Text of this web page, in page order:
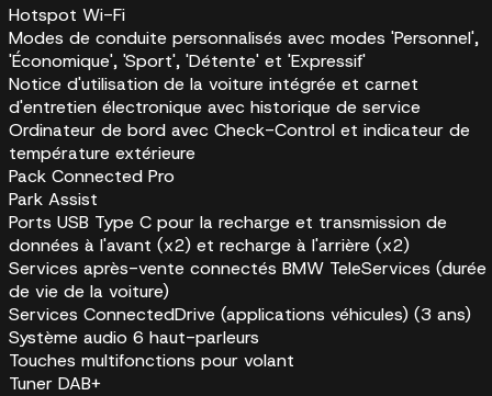
Hotspot Wi-Fi
Modes de conduite personnalisés avec modes 'Personnel',
'Économique', 'Sport', 'Détente' et 'Expressif'
Notice d'utilisation de la voiture intégrée et carnet
d'entretien électronique avec historique de service
Ordinateur de bord avec Check-Control et indicateur de
température extérieure
Pack Connected Pro
Park Assist
Ports USB Type C pour la recharge et transmission de
données à l'avant (x2) et recharge à l'arrière (x2)
Services après-vente connectés BMW TeleServices (durée
de vie de la voiture)
Services ConnectedDrive (applications véhicules) (3 ans)
Système audio 6 haut-parleurs
Touches multifonctions pour volant
Tuner DAB+